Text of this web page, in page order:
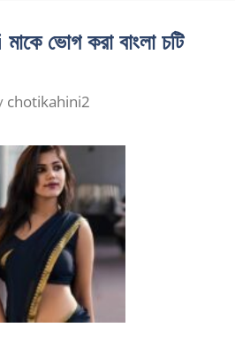
ভোগ করা বাংলা চটি
chotikahini2